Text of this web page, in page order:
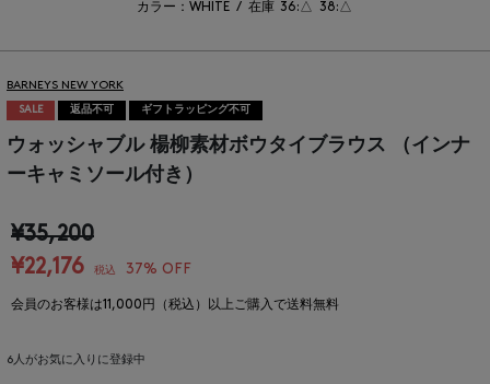
カラー：WHITE / 在庫 36:△ 38:△
BARNEYS NEW YORK
SALE 返品不可 ギフトラッピング不可
ウォッシャブル 楊柳素材ボウタイブラウス （インナ
ーキャミソール付き）
¥35,200
¥22,176
税込 37% OFF
会員のお客様は11,000円（税込）以上ご購入で送料無料
6人がお気に入りに登録中